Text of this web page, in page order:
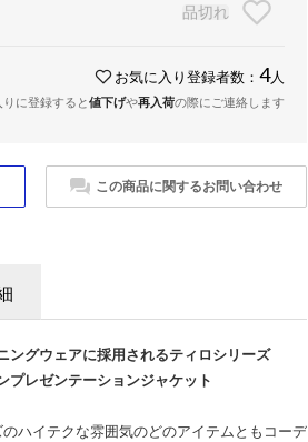
品切れ
お気に入り登録者数： 4人
に登録すると値下げや再入荷の際にご連絡します
この商品に関するお問い合わせ
ングウェアに採用されるティロシリーズ
プレゼンテーションジャケット
ハイテクな雰囲気のどのアイテムともコーデ